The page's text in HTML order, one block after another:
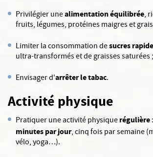
Privilégier unealimentation équilibrée,
fruits, légumes, protéines maigres et
Limiter la consommation desucres
ultra-transformés et de graisses saturées ;
Envisager d'arrêter le tabac.
Activité physique
Pratiquer une activité physiquerégulière
minutes par jour, cinq fois par semaine
vélo, yoga…).